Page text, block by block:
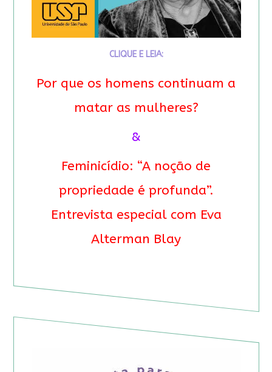
CLIQUE E LEIA:
Por que os homens continuam a
matar as mulheres?
&
Feminicídio: “A noção de
propriedade é profunda”.
Entrevista especial com Eva
Alterman Blay